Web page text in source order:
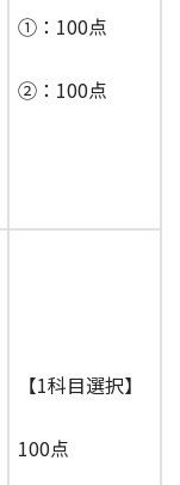
①：100点
②：100点
【1科目選択】
100点